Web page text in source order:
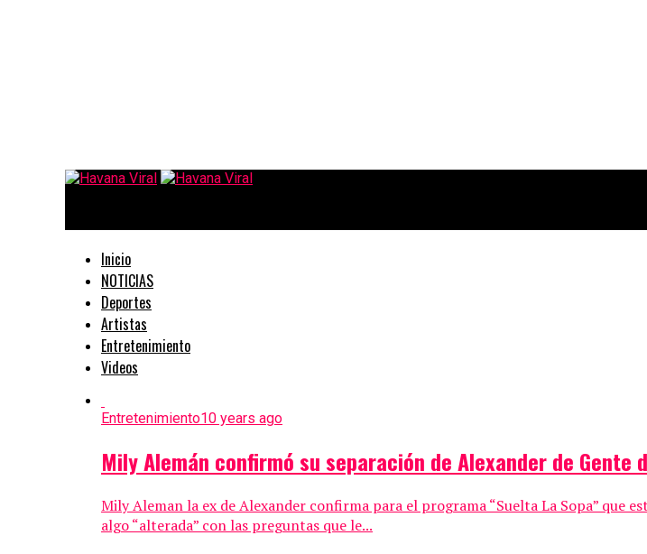
Inicio
NOTICIAS
Deportes
Artistas
Entretenimiento
Videos
Entretenimiento10 years ago
Mily Alemán confirmó su separación de Alexander de Gente
Mily Aleman la ex de Alexander confirma para el programa “Suelta La Sopa” que
algo “alterada” con las preguntas que le...